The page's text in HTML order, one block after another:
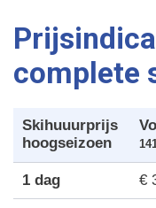
complete
Skihuuurprijs
hoogseizoen
1 dag €